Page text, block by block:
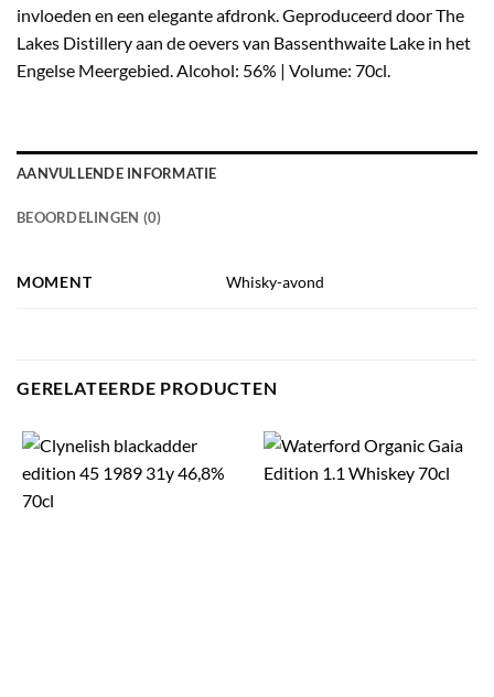
invloeden en een elegante afdronk. Geproduceerd door The
Lakes Distillery aan de oevers van Bassenthwaite Lake in het
Engelse Meergebied. Alcohol: 56% | Volume: 70cl.
AANVULLENDE INFORMATIE
BEOORDELINGEN (0)
MOMENT Whisky-avond
GERELATEERDE PRODUCTEN